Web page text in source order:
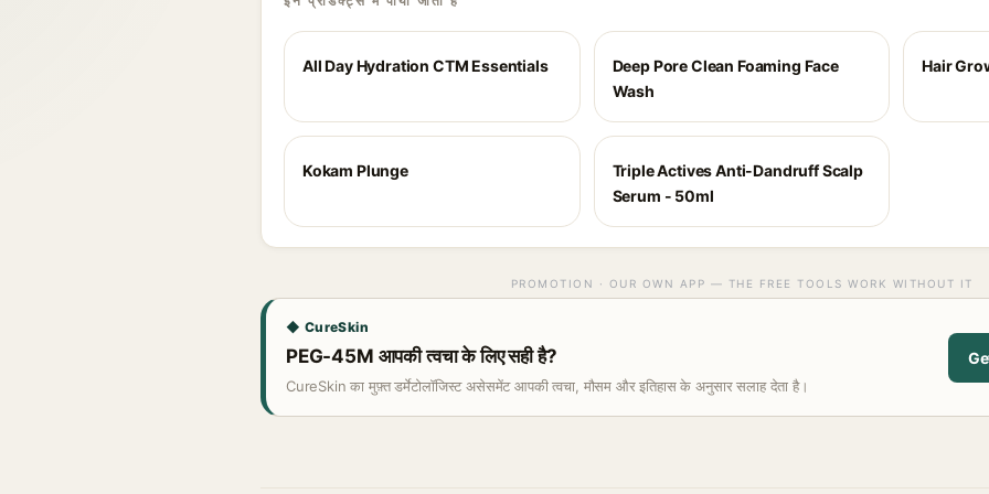
All Day Hydration CTM Essentials
Deep Pore Clean Foaming Face
Wash
Hair
Kokam Plunge
Triple Actives Anti-Dandruff Scalp
Serum - 50ml
PROMOTION · OUR OWN APP — THE FREE TOOLS WORK WITHOUT IT
◆ CureSkin
PEG-45M आपकी त्वचा के लिए सही है?
CureSkin का मुफ़्त डर्मेटोलॉजिस्ट असेसमेंट आपकी त्वचा, मौसम और इतिहास के अनुसार सलाह देता है।